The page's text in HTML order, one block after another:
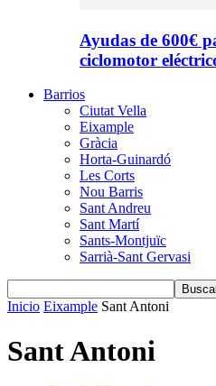
Ayudas de 600€
ciclomotor
Barrios
Ciutat Vella
Eixample
Gràcia
Horta-Guinardó
Les Corts
Nou Barris
Sant Andreu
Sant Martí
Sants-Montjuïc
Sarrià-Sant Gervasi
Inicio Eixample Sant Antoni
Sant Antoni